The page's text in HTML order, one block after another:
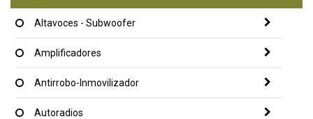
Altavoces - Subwoofer
Amplificadores
Antirrobo-Inmovilizador
Autoradios